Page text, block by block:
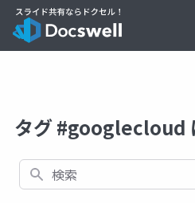
タグ #googlecloud
検索